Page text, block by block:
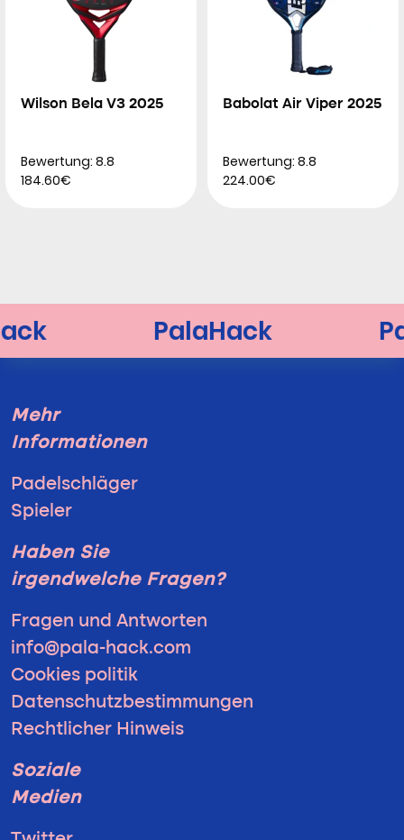
Wilson Bela V3 2025
Bewertung: 8.8
184.60€
Babolat Air Viper 2025
Bewertung: 8.8
224.00€
Mehr
Informationen
Padelschläger
Spieler
Haben Sie
irgendwelche Fragen?
Fragen und Antworten
info@pala-hack.com
Cookies politik
Datenschutzbestimmungen
Rechtlicher Hinweis
Soziale
Medien